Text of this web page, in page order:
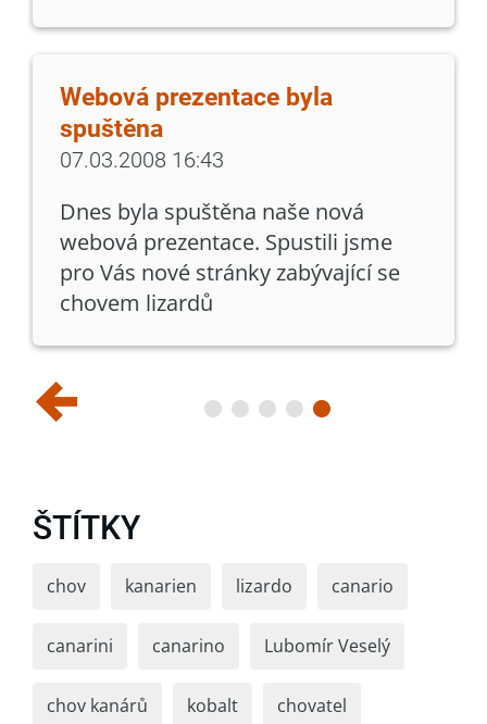
Webová prezentace byla
spuštěna
07.03.2008 16:43
Dnes byla spuštěna naše nová
webová prezentace. Spustili jsme
pro Vás nové stránky zabývající se
chovem lizardů
ŠTÍTKY
chov kanarien lizardo canario
canarini canarino Lubomír Veselý
chov kanárů kobalt chovatel